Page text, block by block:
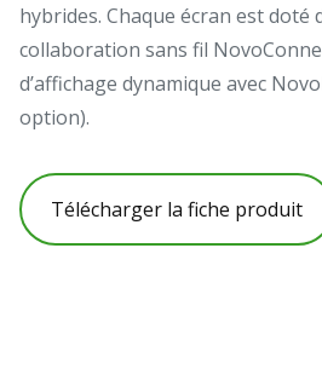
hybrides. Chaque écran est doté
collaboration sans fil
d’affichage dynamique avec
option).
Télécharger la fiche produit